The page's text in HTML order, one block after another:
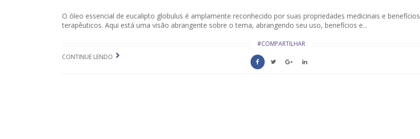
O óleo essencial de eucalipto globulus é amplamente reconhecido por suas propriedades medicinais e benefícios
terapêuticos. Aqui está uma visão abrangente sobre o tema, abrangendo seu uso, benefícios e...
CONTINUE LENDO
#COMPARTILHAR